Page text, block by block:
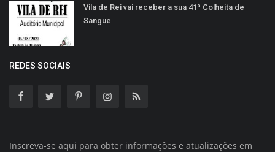
Vila de Rei vai receber a sua 41ª Colheita de
Sangue
REDES SOCIAIS
Inscreva-se aqui para obter informações e atualizações em